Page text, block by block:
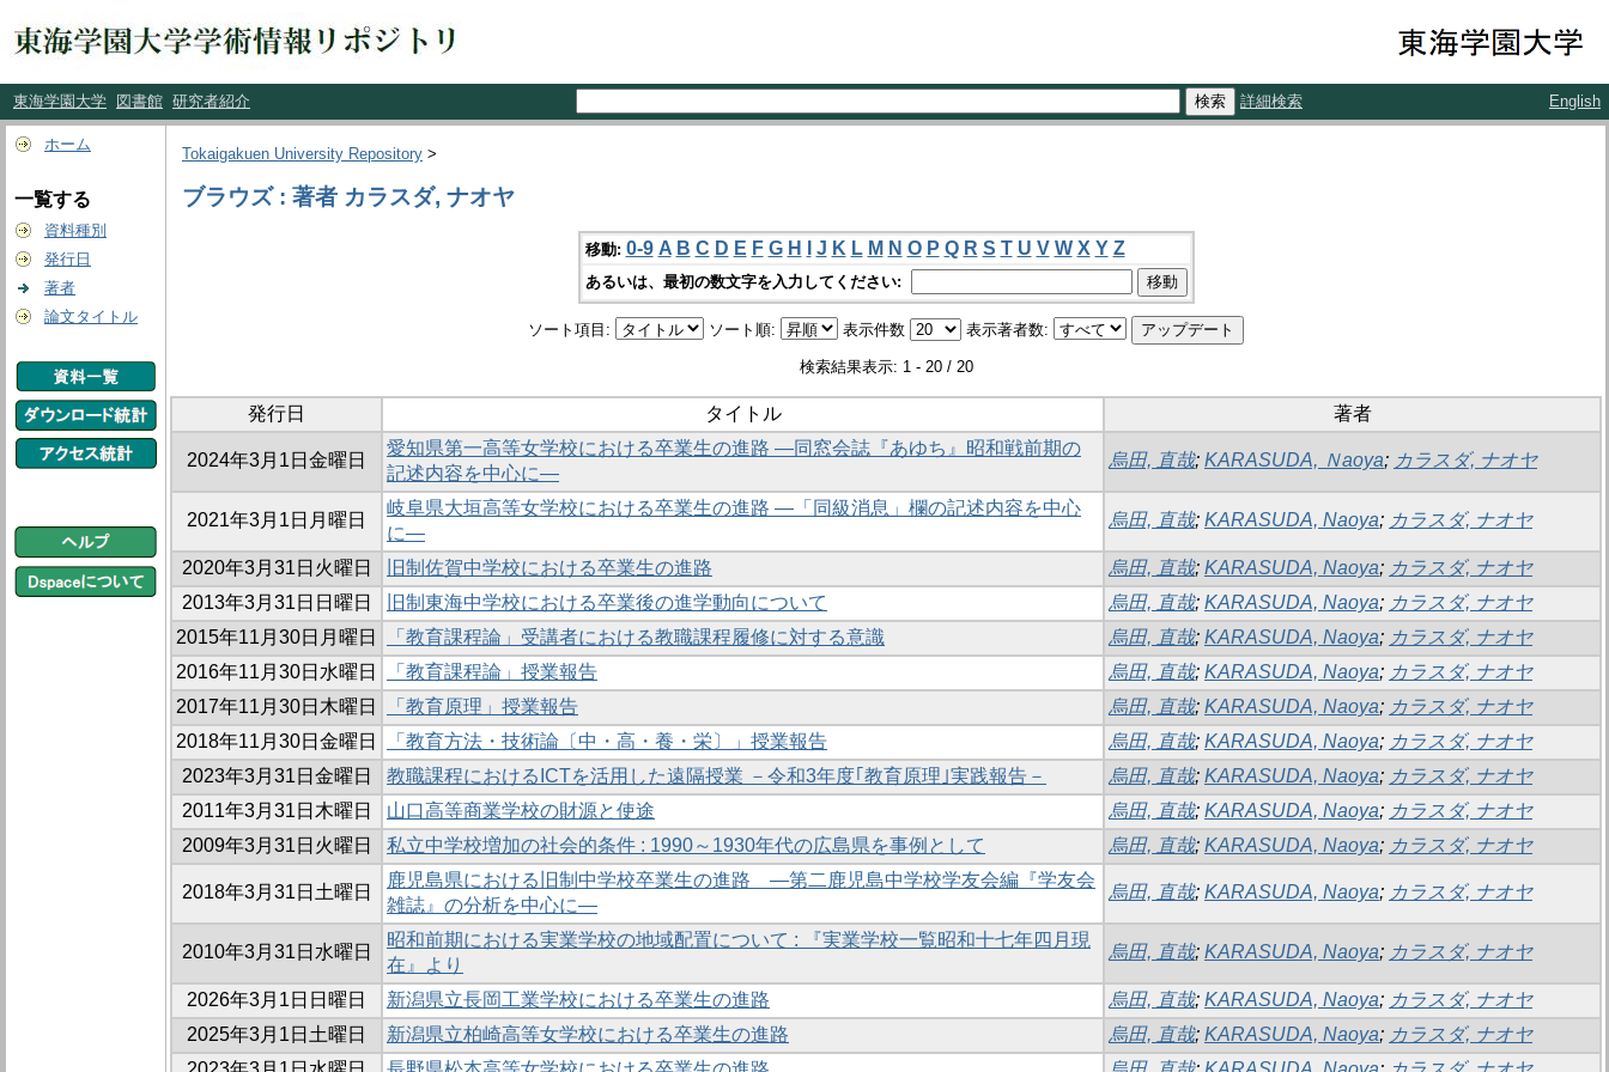
東海学園大学 図書館 研究者紹介 詳細検索 English
ホーム
一覧する
資料種別
発行日
著者
論文タイトル
Tokaigakuen University Repository >
ブラウズ : 著者 カラスダ, ナオヤ
移動: 0-9 A B C D E F G H J K L M N O P Q R S T U V W X Y Z
あるいは、最初の数文字を入力してください:
ソート項目: ソート順: 表示件数 表示著者数:
検索結果表示: 1 - 20 / 20
発行日 タイトル 著者
2024年3月1日金曜日
愛知県第一高等女学校における卒業生の進路 ―同窓会誌『あゆち』昭和戦前期の
記述内容を中心に―
烏田, 直哉; KARASUDA, Ｎaoya; カラスダ, ナオヤ
2021年3月1日月曜日
岐阜県大垣高等女学校における卒業生の進路 ―「同級消息」欄の記述内容を中心
に―
烏田, 直哉; KARASUDA, Naoya; カラスダ, ナオヤ
2020年3月31日火曜日 旧制佐賀中学校における卒業生の進路 烏田, 直哉; KARASUDA, Naoya; カラスダ, ナオヤ
2013年3月31日日曜日
旧制東海中学校における卒業後の進学動向について 烏田, 直哉; KARASUDA, Naoya; カラスダ, ナオヤ
2015年11月30日月曜日
「教育課程論」受講者における教職課程履修に対する意識 烏田, 直哉; KARASUDA, Naoya; カラスダ, ナオヤ
2016年11月30日水曜日
「教育課程論」授業報告 烏田, 直哉; KARASUDA, Naoya; カラスダ, ナオヤ
2017年11月30日木曜日
「教育原理」授業報告 烏田, 直哉; KARASUDA, Naoya; カラスダ, ナオヤ
2018年11月30日金曜日
「教育方法・技術論〔中・高・養・栄〕」授業報告 烏田, 直哉; KARASUDA, Naoya; カラスダ, ナオヤ
2023年3月31日金曜日
教職課程におけるICTを活用した遠隔授業 －令和3年度｢教育原理｣実践報告－ 烏田, 直哉; KARASUDA, Naoya; カラスダ, ナオヤ
2011年3月31日木曜日
山口高等商業学校の財源と使途 烏田, 直哉; KARASUDA, Naoya; カラスダ, ナオヤ
2009年3月31日火曜日
私立中学校増加の社会的条件 : 1990～1930年代の広島県を事例として 烏田, 直哉; KARASUDA, Naoya; カラスダ, ナオヤ
2018年3月31日土曜日
鹿児島県における旧制中学校卒業生の進路 ―第二鹿児島中学校学友会編『学友会
雑誌』の分析を中心に―
烏田, 直哉; KARASUDA, Naoya; カラスダ, ナオヤ
2010年3月31日水曜日
昭和前期における実業学校の地域配置について : 『実業学校一覧昭和十七年四月現
在』より
烏田, 直哉; KARASUDA, Naoya; カラスダ, ナオヤ
2026年3月1日日曜日 新潟県立長岡工業学校における卒業生の進路 烏田, 直哉; KARASUDA, Naoya; カラスダ, ナオヤ
2025年3月1日土曜日
新潟県立柏崎高等女学校における卒業生の進路 烏田, 直哉; KARASUDA, Naoya; カラスダ, ナオヤ